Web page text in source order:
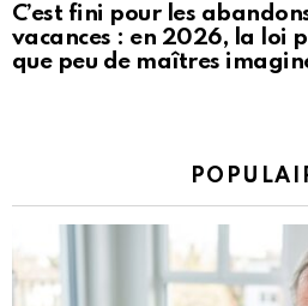
C’est fini pour les
vacances : en 2026, la loi
que peu de maîtres